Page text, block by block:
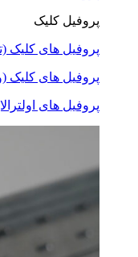
پروفیل کلیک
پروفیل های کلیک
پروفیل های کلیک
پروفیل های